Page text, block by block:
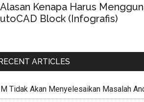
Kenapa Harus
Block (Infografis)
ARTICLES
Tidak Akan Menyelesaikan Masalah